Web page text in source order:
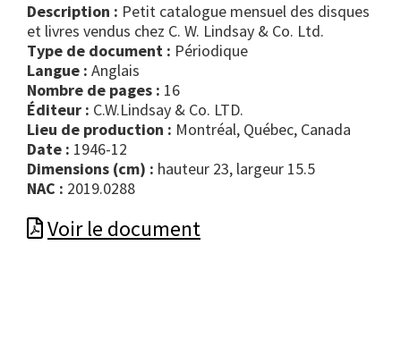
Description : Petit catalogue mensuel des disques
et livres vendus chez C. W. Lindsay & Co. Ltd.
Type de document :
périodique
Langue : Anglais
Nombre de pages : 16
Éditeur : C.W.Lindsay & Co. LTD.
Lieu de production : Montréal, Québec, Canada
Date : 1946-12
Dimensions (cm) : hauteur 23, largeur 15.5
NAC : 2019.0288
Voir le document